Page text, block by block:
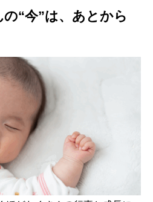
“今”は、あとから